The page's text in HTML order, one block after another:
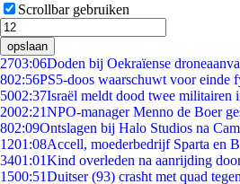
Scrollbar gebruiken
opslaan
2703:06Doden bij Oekraïense
802:56PS5-doos waarschuwt voor einde
5002:37Israël meldt dood twee
2002:21NPO-manager Menno de Boer
802:09Ontslagen bij Halo Studios na
1201:08Accell, moederbedrijf Sparta en
3401:01Kind overleden na aanrijding
1500:51Duitser (93) crasht met quad